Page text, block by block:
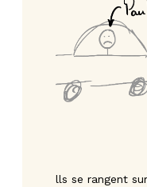
lls se rangent